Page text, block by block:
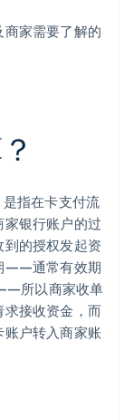
家需要了解的
指在卡支付流
银行账户的过
的授权发起资
——通常有效期
所以商家收单
接收资金，而
户转入商家账